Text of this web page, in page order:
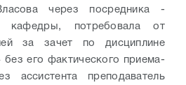
через посредника -
кафедры, потребовала от
за зачет по дисциплине
без его фактического приема-
ассистента преподаватель